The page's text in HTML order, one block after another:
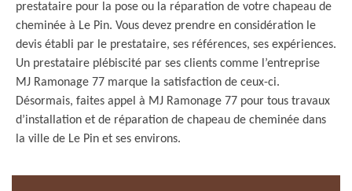
prestataire pour la pose ou la réparation de votre chapeau de
cheminée à Le Pin. Vous devez prendre en considération le
devis établi par le prestataire, ses références, ses expériences.
Un prestataire plébiscité par ses clients comme l’entreprise
MJ Ramonage 77 marque la satisfaction de ceux-ci.
Désormais, faites appel à MJ Ramonage 77 pour tous travaux
d’installation et de réparation de chapeau de cheminée dans
la ville de Le Pin et ses environs.